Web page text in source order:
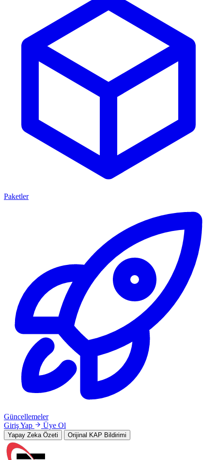
Paketler
Güncellemeler
Giriş Yap
Üye Ol
Yapay Zeka Özeti Orijinal KAP Bildirimi